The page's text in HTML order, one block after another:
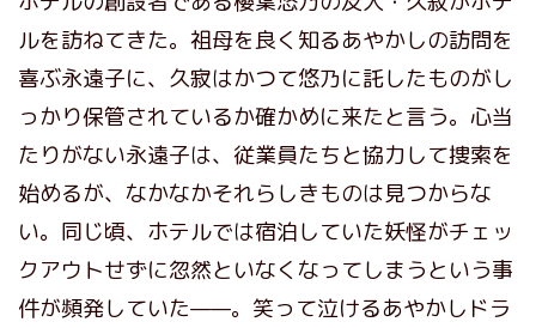
ルを訪ねてきた。祖母を良く知るあやかしの訪問を
喜ぶ永遠子に、久寂はかつて悠乃に託したものがし
っかり保管されているか確かめに来たと言う。心当
たりがない永遠子は、従業員たちと協力して捜索を
始めるが、なかなかそれらしきものは見つからな
い。同じ頃、ホテルでは宿泊していた妖怪がチェッ
クアウトせずに忽然といなくなってしまうという事
件が頻発していた——。笑って泣けるあやかしドラ